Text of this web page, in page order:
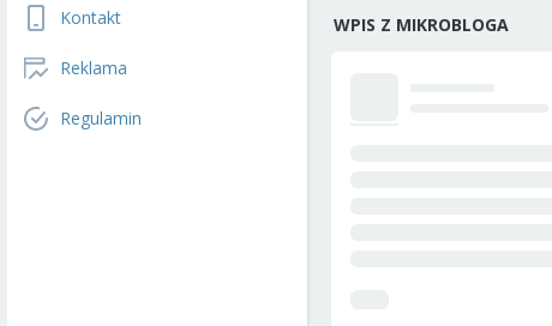
Kontakt
Reklama
Regulamin
WPIS Z MIKROBLOGA